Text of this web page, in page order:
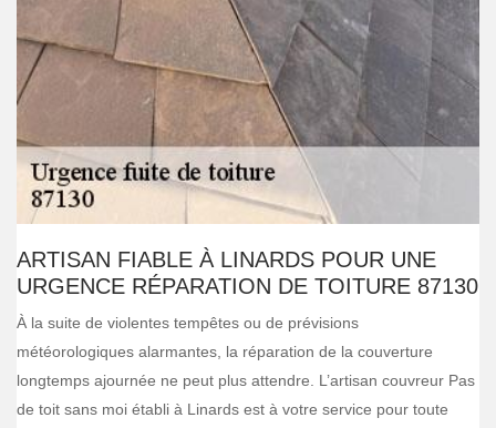
ARTISAN FIABLE À LINARDS POUR UNE
URGENCE RÉPARATION DE TOITURE 87130
À la suite de violentes tempêtes ou de prévisions
météorologiques alarmantes, la réparation de la couverture
longtemps ajournée ne peut plus attendre. L’artisan couvreur Pas
de toit sans moi établi à Linards est à votre service pour toute